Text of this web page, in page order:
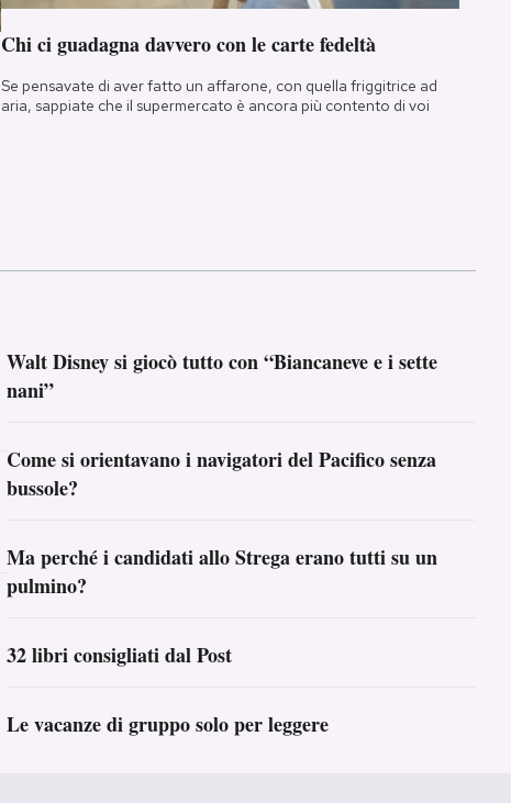
Chi ci guadagna davvero con le carte fedeltà
Se pensavate di aver fatto un affarone, con quella friggitrice ad
aria, sappiate che il supermercato è ancora più contento di voi
Walt Disney si giocò tutto con “Biancaneve e i sette
nani”
Come si orientavano i navigatori del Pacifico senza
bussole?
Ma perché i candidati allo Strega erano tutti su un
pulmino?
32 libri consigliati dal Post
Le vacanze di gruppo solo per leggere